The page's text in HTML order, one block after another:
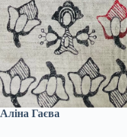
Аліна Гаєва